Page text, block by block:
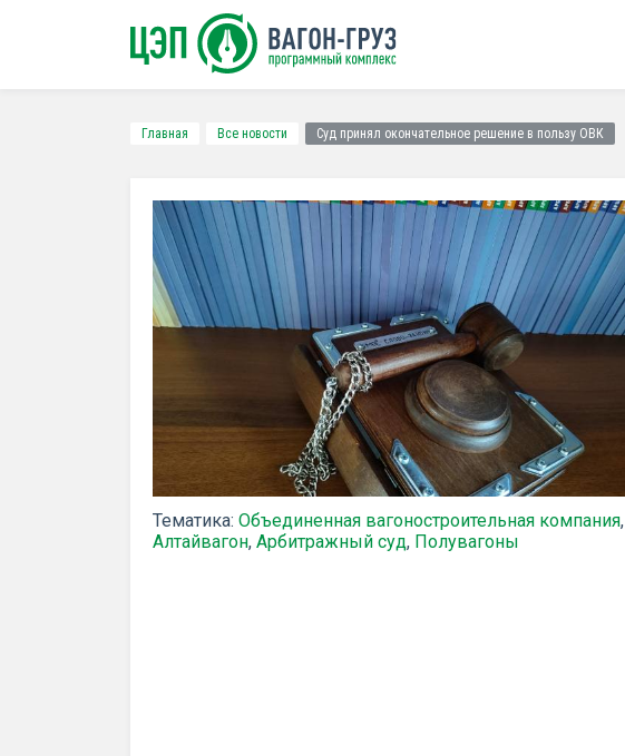
Главная Все новости Суд принял окончательное решение в пользу ОВК
Тематика: Объединенная вагоностроительная компания,
Алтайвагон, Арбитражный суд, Полувагоны